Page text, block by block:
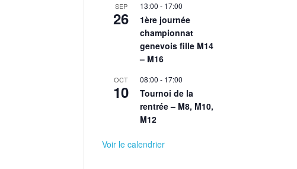
SEP
26
13:00 - 17:00
1ère journée
championnat
genevois fille M14
– M16
OCT
10
08:00 - 17:00
Tournoi de la
rentrée – M8, M10,
M12
Voir le calendrier